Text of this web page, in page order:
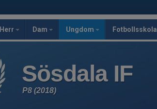
Herr Dam Ungdom Fotbollsskola
Sösdala IF
P8 (2018)